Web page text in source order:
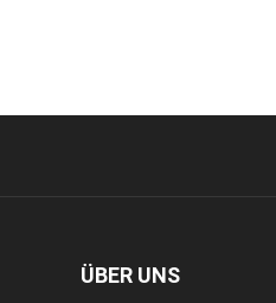
ÜBER UNS